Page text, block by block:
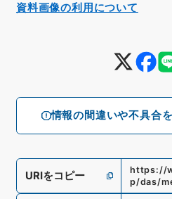
情報の間違いや不具合
URIをコピー
https://
p/das/
資料画像の利用について